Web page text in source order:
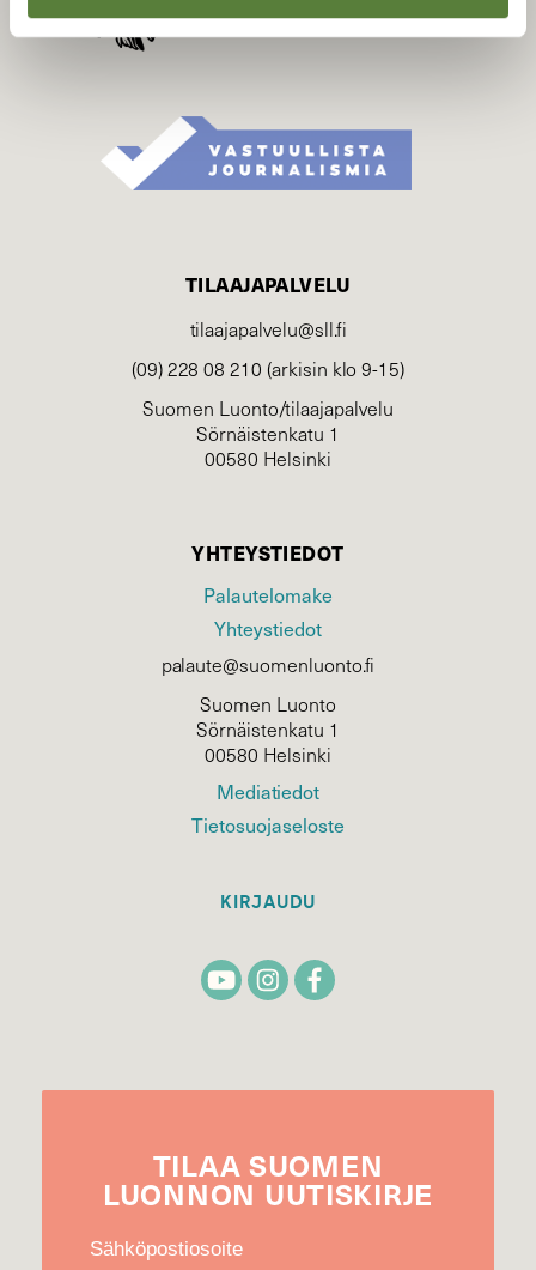
TILAAJAPALVELU
tilaajapalvelu@sll.fi
(09) 228 08 210 (arkisin klo 9-15)
Suomen Luonto/tilaajapalvelu
Sörnäistenkatu 1
00580 Helsinki
YHTEYSTIEDOT
Palautelomake
Yhteystiedot
palaute@suomenluonto.fi
Suomen Luonto
Sörnäistenkatu 1
00580 Helsinki
Mediatiedot
Tietosuojaseloste
KIRJAUDU
TILAA SUOMEN
LUONNON UUTIS­KIRJE
Sähköpostiosoite